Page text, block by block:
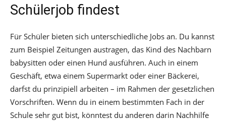
Schülerjob findest
Für Schüler bieten sich unterschiedliche Jobs an. Du kannst
zum Beispiel Zeitungen austragen, das Kind des Nachbarn
babysitten oder einen Hund ausführen. Auch in einem
Geschäft, etwa einem Supermarkt oder einer Bäckerei,
darfst du prinzipiell arbeiten – im Rahmen der gesetzlichen
Vorschriften. Wenn du in einem bestimmten Fach in der
Schule sehr gut bist, könntest du anderen darin Nachhilfe